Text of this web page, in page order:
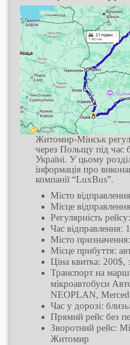
Житомир-Мінськ
через Польщу під час
Україні. У цьому
інформація про
компанії “LuxBus”.
Місто
Місце
Регулярність
Час відправлення:
Місто
Місце прибуття:
Ціна квитка:
Транспорт на
мікроавтобуси
NEOPLAN,
Час у дорозі:
Прямий рейс без
Зворотний рейс:
Житомир